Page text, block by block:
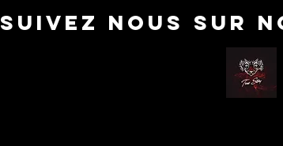
suivez nous sur